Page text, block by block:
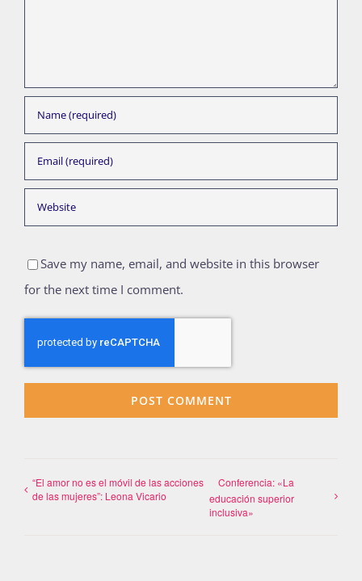
Save my name, email, and website in this browser
for the next time I comment.
“El amor no es el móvil de las acciones
de las mujeres”: Leona Vicario
Conferencia: «La
educación superior
inclusiva»